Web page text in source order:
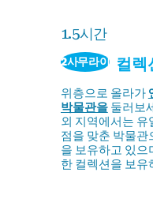
1.5시간
2사무라이 컬렉
위층으로 올라가
박물관을둘러보
외 지역에서는 유
점을 맞춘 박물관
을 보유하고 있으
한 컬렉션을 보유